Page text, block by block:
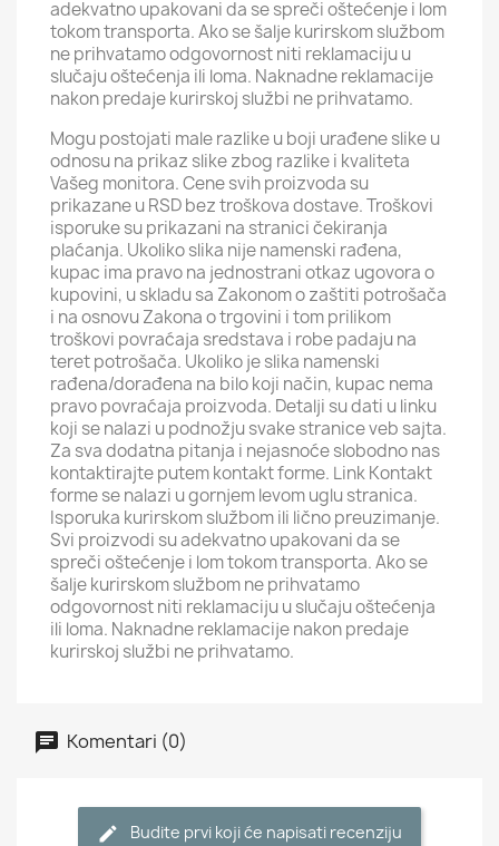
adekvatno upakovani da se spreči oštećenje i lom
tokom transporta. Ako se šalje kurirskom službom
ne prihvatamo odgovornost niti reklamaciju u
slučaju oštećenja ili loma. Naknadne reklamacije
nakon predaje kurirskoj službi ne prihvatamo.
Mogu postojati male razlike u boji urađene slike u
odnosu na prikaz slike zbog razlike i kvaliteta
Vašeg monitora. Cene svih proizvoda su
prikazane u RSD bez troškova dostave. Troškovi
isporuke su prikazani na stranici čekiranja
plaćanja. Ukoliko slika nije namenski rađena,
kupac ima pravo na jednostrani otkaz ugovora o
kupovini, u skladu sa Zakonom o zaštiti potrošača
i na osnovu Zakona o trgovini i tom prilikom
troškovi povraćaja sredstava i robe padaju na
teret potrošača. Ukoliko je slika namenski
rađena/dorađena na bilo koji način, kupac nema
pravo povraćaja proizvoda. Detalji su dati u linku
koji se nalazi u podnožju svake stranice veb sajta.
Za sva dodatna pitanja i nejasnoće slobodno nas
kontaktirajte putem kontakt forme. Link Kontakt
forme se nalazi u gornjem levom uglu stranica.
Isporuka kurirskom službom ili lično preuzimanje.
Svi proizvodi su adekvatno upakovani da se
spreči oštećenje i lom tokom transporta. Ako se
šalje kurirskom službom ne prihvatamo
odgovornost niti reklamaciju u slučaju oštećenja
ili loma. Naknadne reklamacije nakon predaje
kurirskoj službi ne prihvatamo.
Komentari (0)
Budite prvi koji će napisati recenziju